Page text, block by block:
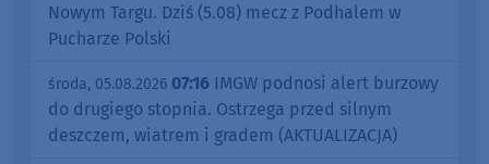
Nowym Targu. Dziś (5.08) mecz z Podhalem w
Pucharze Polski
środa, 05.08.2026 07:16 IMGW podnosi alert burzowy
do drugiego stopnia. Ostrzega przed silnym
deszczem, wiatrem i gradem (AKTUALIZACJA)